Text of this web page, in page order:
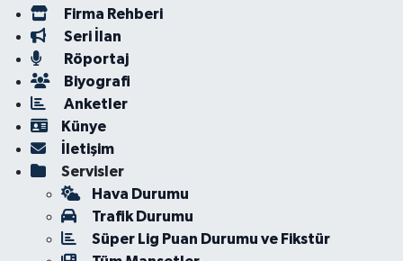
Firma Rehberi
Seri İlan
Röportaj
Biyografi
Anketler
Künye
İletişim
Servisler
Hava Durumu
Trafik Durumu
Süper Lig Puan Durumu ve Fikstür